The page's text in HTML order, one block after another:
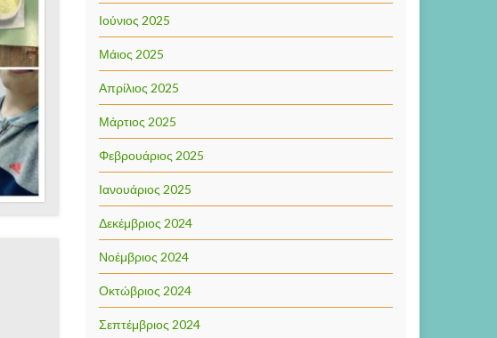
Ιούνιος 2025
Μάιος 2025
Απρίλιος 2025
Μάρτιος 2025
Φεβρουάριος 2025
Ιανουάριος 2025
Δεκέμβριος 2024
Νοέμβριος 2024
Οκτώβριος 2024
Σεπτέμβριος 2024